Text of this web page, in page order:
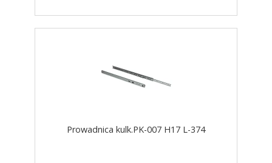
Prowadnica kulk.PK-007 H17 L-374